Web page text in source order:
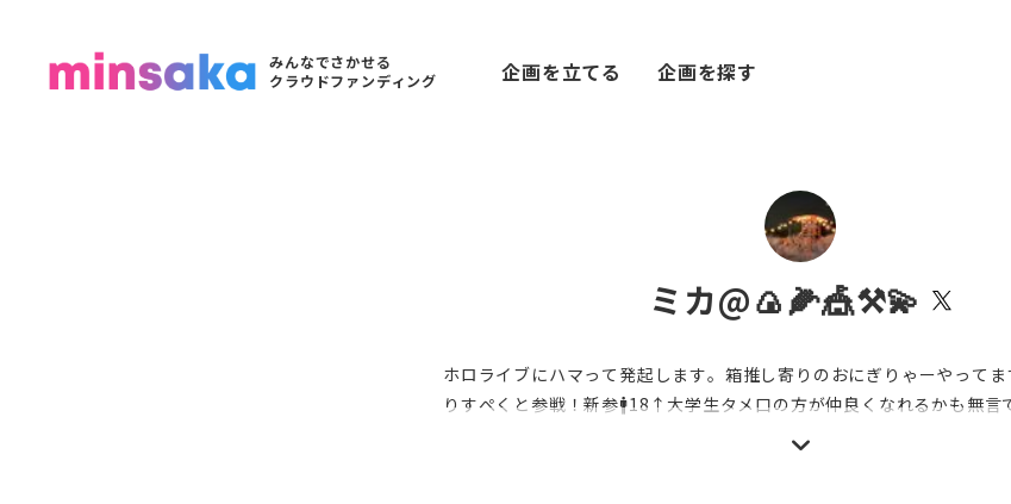
みんなでさかせる
クラウドファンディング
企画を立てる 企画を探す
ミカ@🍙🌽🎪⚒️💫
ホロライブにハマって発起します。箱推し寄りのおにぎりゃーやって
りすぺくと参戦！新参🚹18↑大学生タメ口の方が仲良くなれるかも無言